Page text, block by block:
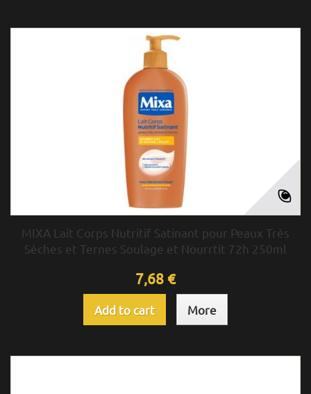
MIXA Lait Corps Nutritif Satinant pour Peaux Très
Sèches et Ternes Soulage et Nourrtit 72h 250ml
7,68 €
Add to cart More